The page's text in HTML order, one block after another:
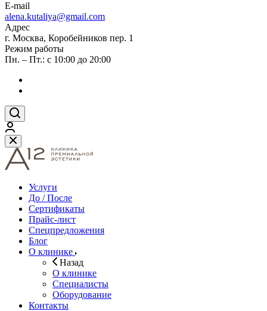
E-mail
alena.kutaliya@gmail.com
Адрес
г. Москва, Коробейников пер. 1
Режим работы
Пн. – Пт.: с 10:00 до 20:00
Услуги
До / После
Сертификаты
Прайс-лист
Спецпредложения
Блог
О клинике
Назад
О клинике
Специалисты
Оборудование
Контакты